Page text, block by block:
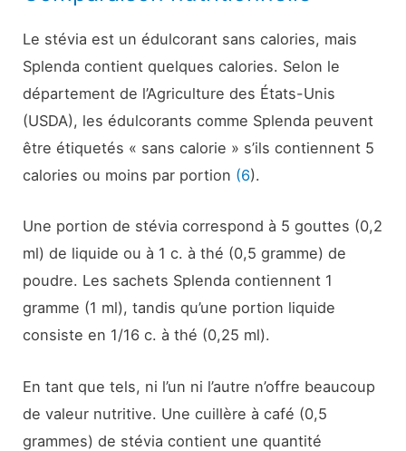
Le stévia est un édulcorant sans calories, mais
Splenda contient quelques calories. Selon le
département de l’Agriculture des États-Unis
(USDA), les édulcorants comme Splenda peuvent
être étiquetés « sans calorie » s’ils contiennent 5
calories ou moins par portion (6).
Une portion de stévia correspond à 5 gouttes (0,2
ml) de liquide ou à 1 c. à thé (0,5 gramme) de
poudre. Les sachets Splenda contiennent 1
gramme (1 ml), tandis qu’une portion liquide
consiste en 1/16 c. à thé (0,25 ml).
En tant que tels, ni l’un ni l’autre n’offre beaucoup
de valeur nutritive. Une cuillère à café (0,5
grammes) de stévia contient une quantité